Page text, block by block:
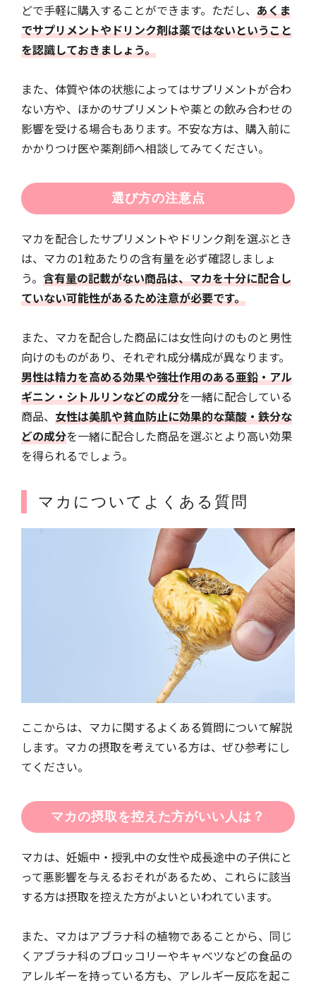
どで手軽に購入することができます。ただし、 あくま
でサプリメントやドリンク剤は薬ではないということ
を認識しておきましょう。
また、体質や体の状態によってはサプリメントが合わ
ない方や、ほかのサプリメントや薬との飲み合わせの
影響を受ける場合もあります。不安な方は、購入前に
かかりつけ医や薬剤師へ相談してみてください。
選び方の注意点
マカを配合したサプリメントやドリンク剤を選ぶとき
は、マカの1粒あたりの含有量を必ず確認しましょ
う。 含有量の記載がない商品は、マカを十分に配合し
ていない可能性があるため注意が必要です。
また、マカを配合した商品には女性向けのものと男性
向けのものがあり、それぞれ成分構成が異なります。
男性は精力を高める効果や強壮作用のある亜鉛・アル
ギニン・シトルリンなどの成分を一緒に配合している
商品、 女性は美肌や貧血防止に効果的な葉酸・鉄分な
どの成分を一緒に配合した商品を選ぶとより高い効果
を得られるでしょう。
マカについてよくある質問
ここからは、マカに関するよくある質問について解説
します。マカの摂取を考えている方は、ぜひ参考にし
てください。
マカの摂取を控えた方がいい人は？
マカは、妊娠中・授乳中の女性や成長途中の子供にと
って悪影響を与えるおそれがあるため、これらに該当
する方は摂取を控えた方がよいといわれています。
また、マカはアブラナ科の植物であることから、同じ
くアブラナ科のブロッコリーやキャベツなどの食品の
アレルギーを持っている方も、アレルギー反応を起こ